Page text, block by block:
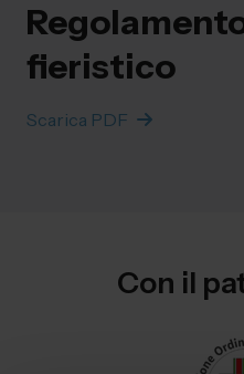
fieristico
Scarica PDF
Con il